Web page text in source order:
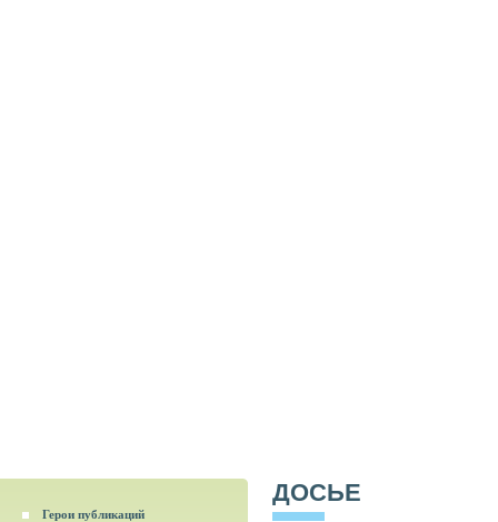
Герои публикаций
ДОСЬЕ